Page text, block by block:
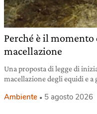
Perché è il
macellazione
Una proposta di legge di
macellazione degli equidi e
Ambiente 5 agosto 2026